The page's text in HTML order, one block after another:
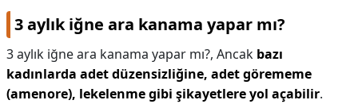
3 aylık iğne ara kanama yapar mı?
3 aylık iğne ara kanama yapar mı?, Ancak bazı
kadınlarda adet düzensizliğine, adet görememe
(amenore), lekelenme gibi şikayetlere yol açabilir.